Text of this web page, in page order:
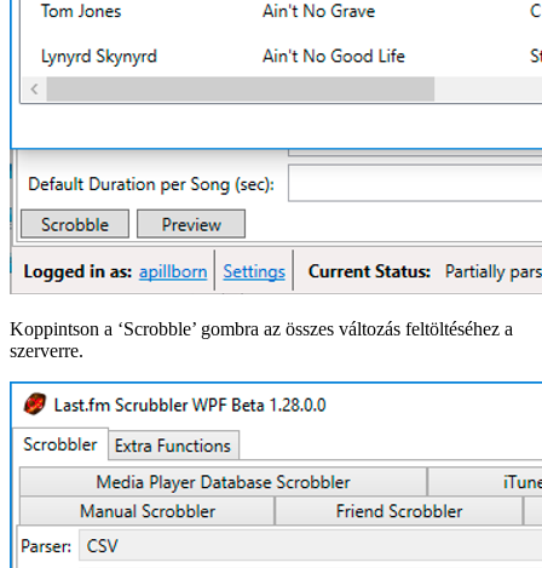
Koppintson a ‘Scrobble’ gombra az összes változás feltöltéséhez a
szerverre.